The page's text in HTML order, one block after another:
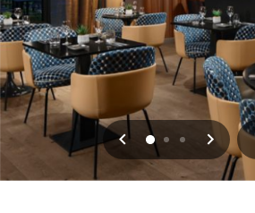
Précédent
0 1 2